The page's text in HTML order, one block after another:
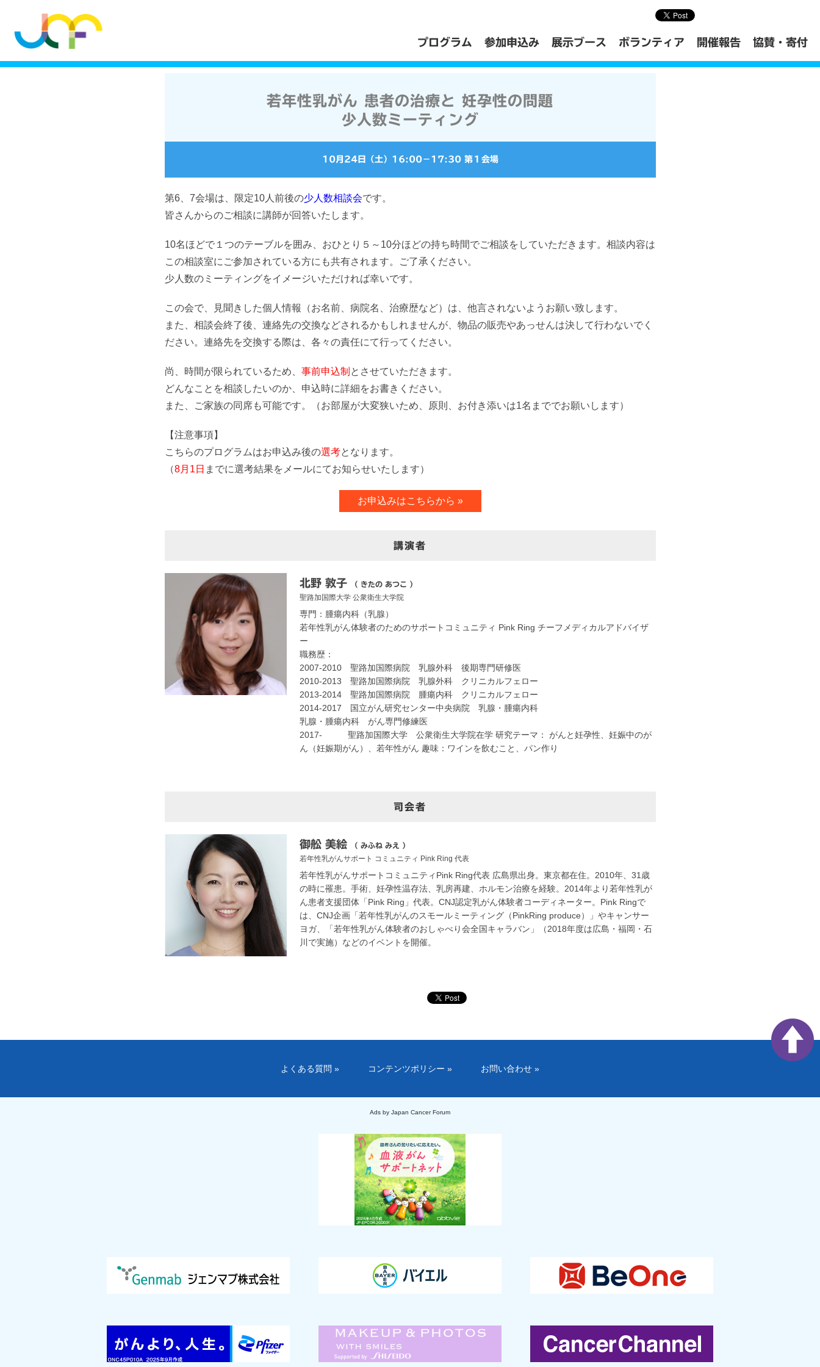
プログラム 参加申込み 展示ブース ボランティア 開催報告 協賛・寄付
若年性乳がん 患者の治療と 妊孕性の問題
少人数ミーティング
10月24日（土） 16:00− 17:30 第１会場
第6、7会場は、限定10人前後の少人数相談会です。
皆さんからのご相談に講師が回答いたします。
10名ほどで１つのテーブルを囲み、おひとり５～10分ほどの持ち時間でご相談をしていただきます。相談内容は
この相談室にご参加されている方にも共有されます。ご了承ください。
少人数のミーティングをイメージいただければ幸いです。
この会で、見聞きした個人情報（お名前、病院名、治療歴など）は、他言されないようお願い致します。
また、相談会終了後、連絡先の交換などされるかもしれませんが、物品の販売やあっせんは決して行わないでく
ださい。連絡先を交換する際は、各々の責任にて行ってください。
尚、時間が限られているため、 事前申込制 とさせていただきます。
どんなことを相談したいのか、申込時に詳細をお書きください。
また、ご家族の同席も可能です。（お部屋が大変狭いため、原則、お付き添いは1名まででお願いします）
【注意事項】
こちらのプログラムはお申込み後の選考となります。
（8月1日 までに選考結果をメールにてお知らせいたします）
お申込みはこちらから »
講演者
北野 敦子 （ きたの あつこ ）
聖路加国際大学 公衆衛生大学院
専門：腫瘍内科（乳腺）
若年性乳がん体験者のためのサポートコミュニティ Pink Ring チーフメディカルアドバイザ
ー
職務歴：
2007-2010 聖路加国際病院 乳腺外科 後期専門研修医
2010-2013 聖路加国際病院 乳腺外科 クリニカルフェロー
2013-2014 聖路加国際病院 腫瘍内科 クリニカルフェロー
2014-2017 国立がん研究センター中央病院 乳腺・腫瘍内科
乳腺・腫瘍内科 がん専門修練医
2017- 聖路加国際大学 公衆衛生大学院在学 研究テーマ： がんと妊孕性、妊娠中のが
ん（妊娠期がん）、若年性がん 趣味：ワインを飲むこと、パン作り
司会者
御舩 美絵 （ みふね みえ ）
若年性乳がんサポート コミュニティ Pink Ring 代表
若年性乳がんサポートコミュニティPink Ring代表 広島県出身。東京都在住。2010年、31歳
の時に罹患。手術、妊孕性温存法、乳房再建、ホルモン治療を経験。2014年より若年性乳が
ん患者支援団体「Pink Ring」代表。CNJ認定乳がん体験者コーディネーター。Pink Ringで
は、CNJ企画「若年性乳がんのスモールミーティング（PinkRing produce）」やキャンサー
ヨガ、「若年性乳がん体験者のおしゃべり会全国キャラバン」（2018年度は広島・福岡・石
川で実施）などのイベントを開催。
よくある質問 » コンテンツポリシー » お問い合わせ »
Ads by Japan Cancer Forum